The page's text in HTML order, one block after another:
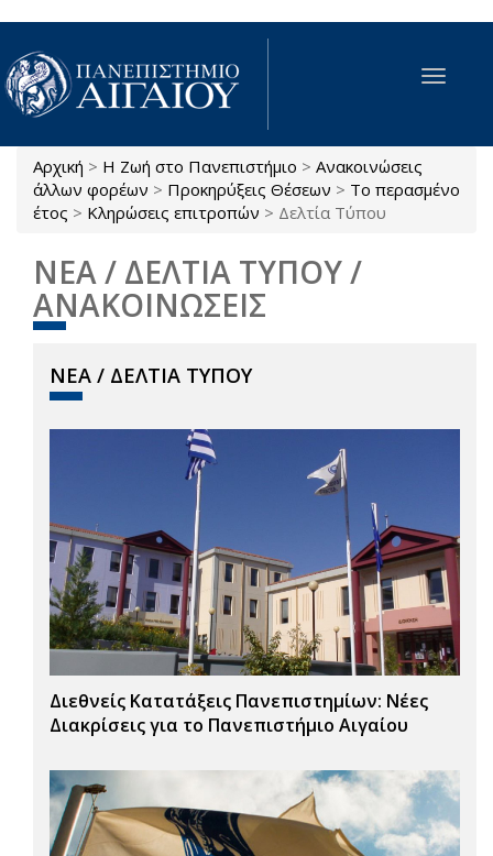
Παράκαμψη προς το κυρίως περιεχόμενο
Toggle
Είστε εδώ
Αρχική > Η Ζωή στο Πανεπιστήμιο > Ανακοινώσεις
άλλων φορέων > Προκηρύξεις Θέσεων > Το περασμένο
έτος > Κληρώσεις επιτροπών > Δελτία Τύπου
ΝΕΑ / ΔΕΛΤΙΑ ΤΥΠΟΥ /
ΑΝΑΚΟΙΝΩΣΕΙΣ
ΝΕΑ / ΔΕΛΤΙΑ ΤΥΠΟΥ
Διεθνείς Κατατάξεις Πανεπιστημίων: Νέες
Διακρίσεις για το Πανεπιστήμιο Αιγαίου